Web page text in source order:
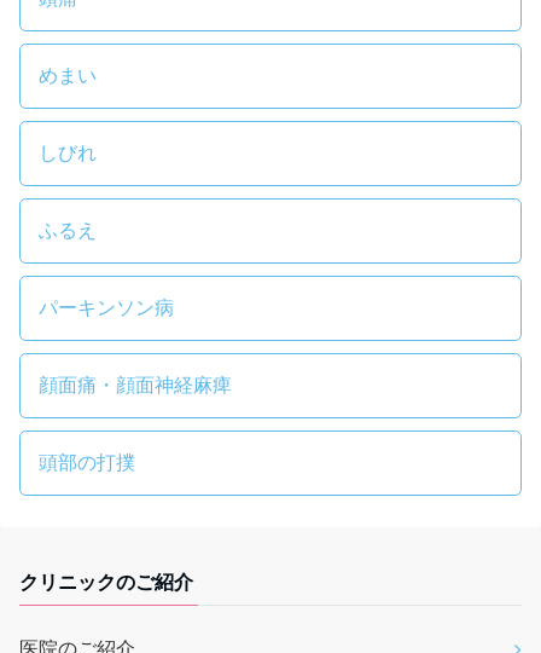
めまい
しびれ
ふるえ
パーキンソン病
顔面痛・顔面神経麻痺
頭部の打撲
クリニックのご紹介
医院のご紹介